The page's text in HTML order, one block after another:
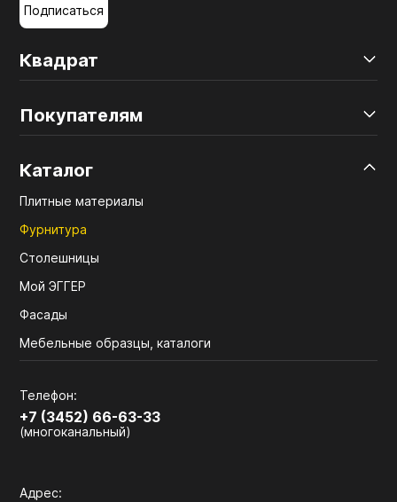
Квадрат
Покупателям
Каталог
Плитные материалы
Фурнитура
Столешницы
Мой ЭГГЕР
Фасады
Мебельные образцы, каталоги
Телефон:
+7 (3452) 66-63-33
(многоканальный)
Адрес:
Подписаться